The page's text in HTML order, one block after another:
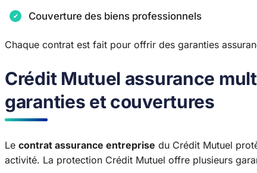
Couverture des biens professionnels
Chaque contrat est fait pour offrir des garanties
Crédit Mutuel assurance
garanties et couvertures
Le contrat assurance entreprise du Crédit Mutuel
activité. La protection Crédit Mutuel offre plusieurs